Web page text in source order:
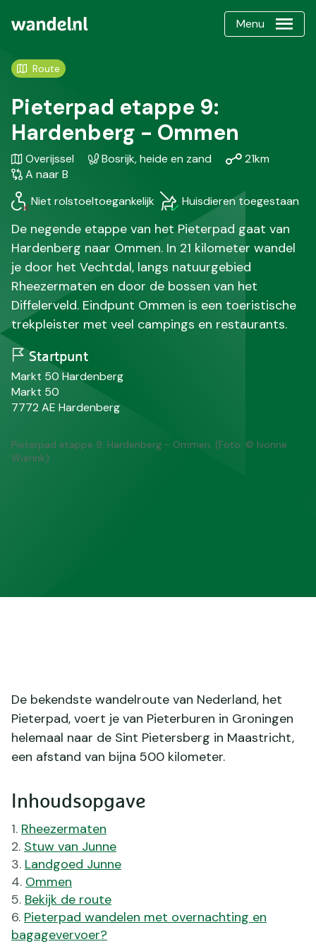
Menu
Route
Pieterpad etappe 9:
Hardenberg - Ommen
Gebied
/
Regio
Overijssel Karakteristiek
Bosrijk, heide en zand Afstand
21km
A naar B
Niet rolstoeltoegankelijk
Huisdieren toegestaan
De negende etappe van het Pieterpad gaat van
Hardenberg naar Ommen. In 21 kilometer wandel
je door het Vechtdal, langs natuurgebied
Rheezermaten en door de bossen van het
Diffelerveld. Eindpunt Ommen is een toeristische
trekpleister met veel campings en restaurants.
Startpunt
N
a
a
Markt 50 Hardenberg
S
t
a
a
Markt 50
P
s
t
7772 AE P
Hardenberg
Pieterpad etappe 9: Hardenberg - Ommen. (Foto: © Ivonne
Wierink)
De bekendste wandelroute van Nederland, het
Pieterpad, voert je van Pieterburen in Groningen
helemaal naar de Sint Pietersberg in Maastricht,
een afstand van bijna 500 kilometer.
Inhoudsopgave
Rheezermaten
Stuw van Junne
Landgoed Junne
Ommen
Bekijk de route
Pieterpad wandelen met overnachting en
bagagevervoer?